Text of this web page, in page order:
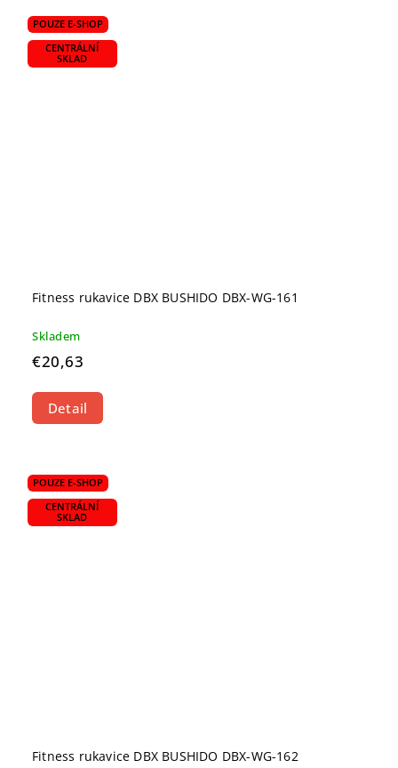
POUZE E-SHOP
CENTRÁLNÍ
SKLAD
Fitness rukavice DBX BUSHIDO DBX-WG-161
Skladem
€20,63
Detail
POUZE E-SHOP
CENTRÁLNÍ
SKLAD
Fitness rukavice DBX BUSHIDO DBX-WG-162